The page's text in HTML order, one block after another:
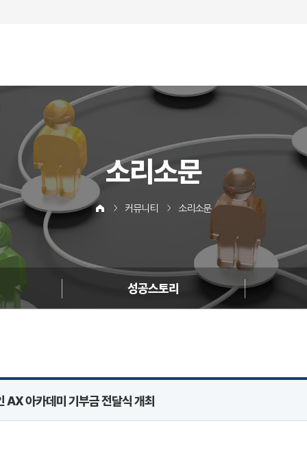
소리소문
커뮤니티 소리소문
성공스토리
아카데미 기부금 전달식 개최